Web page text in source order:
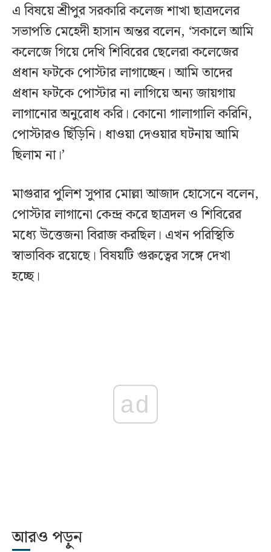
এ বিষয়ে শ্রীপুর সরকারি কলেজ শাখা ছাত্রদলের
সভাপতি মেহেদী হাসান অন্তর বলেন, ‘সকালে আমি
কলেজে গিয়ে দেখি শিবিরের ছেলেরা কলেজের
প্রধান ফটকে পোস্টার লাগাচ্ছেন। আমি তাদের
প্রধান ফটকে পোস্টার না লাগিয়ে অন্য জায়গায়
লাগানোর অনুরোধ করি। কোনো গালাগালি করিনি,
পোস্টারও ছিঁড়িনি। ধাওয়া দেওয়ার ঘটনায় আমি
ছিলাম না।’
মাগুরার পুলিশ সুপার মোল্লা আজাদ হোসেনে বলেন,
পোস্টার লাগানো কেন্দ্র করে ছাত্রদল ও শিবিরের
মধ্যে উত্তেজনা বিরাজ করছিল। এখন পরিস্থিতি
স্বাভাবিক রয়েছে। বিষয়টি গুরুত্বের সঙ্গে দেখা
হচ্ছে।
ad
আরও পড়ুন